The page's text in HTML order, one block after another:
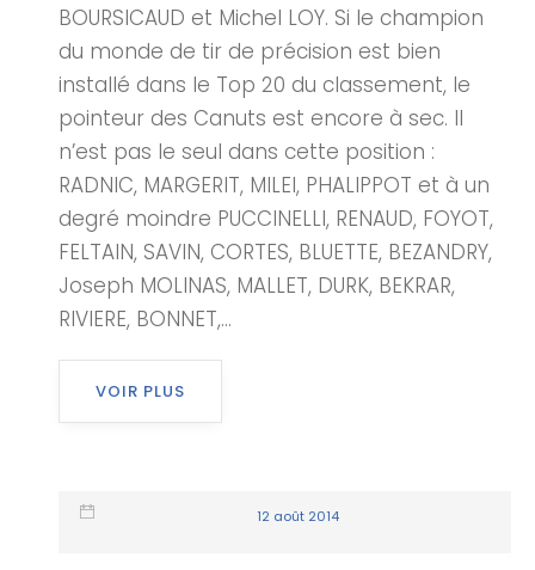
BOURSICAUD et Michel LOY. Si le champion
du monde de tir de précision est bien
installé dans le Top 20 du classement, le
pointeur des Canuts est encore à sec. Il
n’est pas le seul dans cette position :
RADNIC, MARGERIT, MILEI, PHALIPPOT et à un
degré moindre PUCCINELLI, RENAUD, FOYOT,
FELTAIN, SAVIN, CORTES, BLUETTE, BEZANDRY,
Joseph MOLINAS, MALLET, DURK, BEKRAR,
RIVIERE, BONNET,...
VOIR PLUS
12 août 2014